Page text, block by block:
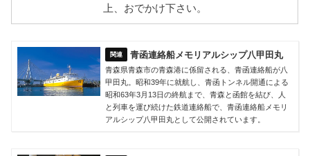
上、おでかけ下さい。
青函連絡船メモリアルシップ八甲田丸
青森県青森市の青森港に係留される、青函連絡船が八
甲田丸。昭和39年に就航し、青函トンネル開通による
昭和63年3月13日の終航まで、青森と函館を結び、人
と列車を運び続けた鉄道連絡船で、青函連絡船メモリ
アルシップ八甲田丸として公開されています。